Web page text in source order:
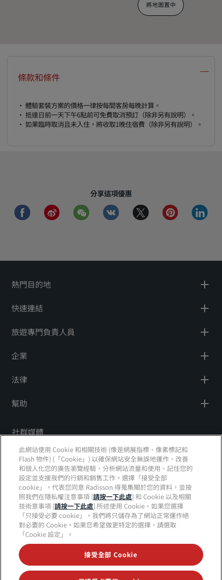
將地圖置中
條款和條件
• 體驗套裝方案的價格一律按每間客房每晚計算。
• 抵達日前一天下午6點前可免費取消預訂（除非另有說明）。
• 如果臨時取消且未入住，將收取1晚住宿費（除非另有說明）。
分享這項優惠
facebookweibo wechat vkontaktetwitter pinterest
熱門目的地
快速連結
旅遊專門負責人員
企業
法律
幫助
社群媒體
Radisson Hotels 品牌
tiktokinstagram
youtubefacebook
whatsapp
pinterest
threadstwitterlinkedin
絕對不會錯過我們最熱門的優惠
© 2026 Radisson Hotel Group版權所有。RHG
Radisson Hotel Group、Radisson、Radisson RED、
Radisson Blu、Radisson Collection、Radisson
此網站使用 Cookie 和相關技術 (像是網展指標、像素標記和
Flash 物件) (「Cookie」) 以確保網站安全無誤地運作、改善
和個人化您的廣告瀏覽經驗、分析網站流量和使用、記住您的
設定並支援我們的行銷和銷售工作。選擇「接受全部
cookie」，代表您同意 Radisson 得蒐集關於您的資料，並按
照我們在隱私權注意事項 [請按一下此處] 和 Cookie 以及相關
技術意事項 [請按一下此處] 所述使用 Cookie。如果您選擇
「只接受必要 cookie」，我們將只儲存為了網站正常運作絕
對必要的 Cookie。如果您希望做更特定的選擇，請選取
「Cookie 設定」。
接受全部 Cookie